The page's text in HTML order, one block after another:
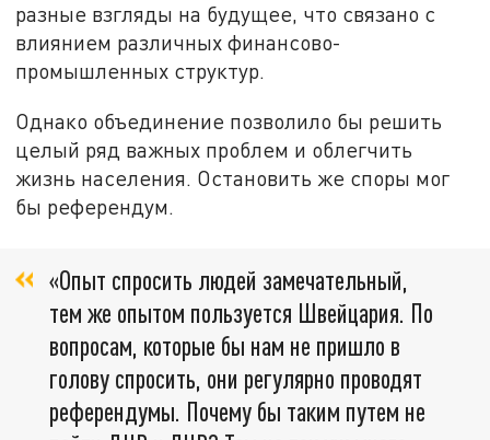
разные взгляды на будущее, что связано с
влиянием различных финансово-
промышленных структур.
Однако объединение позволило бы решить
целый ряд важных проблем и облегчить
жизнь населения. Остановить же споры мог
бы референдум.
«Опыт спросить людей замечательный,
тем же опытом пользуется Швейцария. По
вопросам, которые бы нам не пришло в
голову спросить, они регулярно проводят
референдумы. Почему бы таким путем не